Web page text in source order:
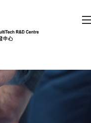
）
员登录
EN